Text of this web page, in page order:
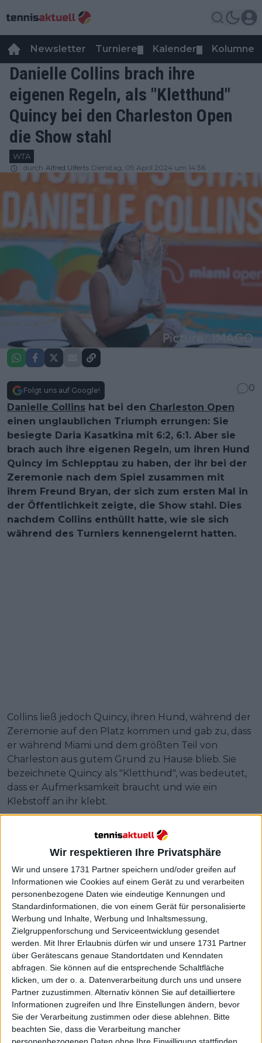
Wir respektieren Ihre Privatsphäre
Wir und unsere 1731 Partner speichern und/oder greifen auf
Informationen wie Cookies auf einem Gerät zu und verarbeiten
personenbezogene Daten wie eindeutige Kennungen und
Standardinformationen, die von einem Gerät für personalisierte
Werbung und Inhalte, Werbung und Inhaltsmessung,
Zielgruppenforschung und Serviceentwicklung gesendet
werden.
Mit Ihrer Erlaubnis dürfen wir und unsere 1731 Partner
über Gerätescans genaue Standortdaten und Kenndaten
abfragen. Sie können auf die entsprechende Schaltfläche
klicken, um der o. a. Datenverarbeitung durch uns und unsere
Partner zuzustimmen. Alternativ können Sie auf detailliertere
Informationen zugreifen und Ihre Einstellungen ändern, bevor
Sie der Verarbeitung zustimmen oder diese ablehnen.
Bitte
beachten Sie, dass die Verarbeitung mancher
Newsletter Turniere Kalender Kolumnen
Danielle Collins brach ihre
eigenen Regeln, als "Kletthund"
Quincy bei den Charleston Open
die Show stahl
WTA
durch Alfred Ulferts Dienstag, 09 April 2024 um 14:36
Folgt uns auf Google!
0
Danielle Collins hat bei den Charleston Open
einen unglaublichen Triumph errungen: Sie
besiegte Daria Kasatkina mit 6:2, 6:1. Aber sie
brach auch ihre eigenen Regeln, um ihren Hund
Quincy im Schlepptau zu haben, der ihr bei der
Zeremonie nach dem Spiel zusammen mit
ihrem Freund Bryan, der sich zum ersten Mal in
der Öffentlichkeit zeigte, die Show stahl. Dies
nachdem Collins enthüllt hatte, wie sie sich
während des Turniers kennengelernt hatten.
Collins ließ jedoch Quincy, ihren Hund, während der
Zeremonie auf den Platz kommen und gab zu, dass
er während Miami und dem größten Teil von
Charleston aus gutem Grund zu Hause blieb. Sie
bezeichnete Quincy als "Kletthund", was bedeutet,
dass er Aufmerksamkeit braucht und wie ein
Klebstoff an ihr klebt.
"Ich hasse es, gegen diesen Kerl
zu verlieren": Danielle Collins'
Kampfgeist geht mit Freund
Bryan auf den Golfplatz